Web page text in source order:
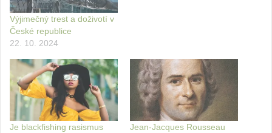
Výjimečný trest a doživotí v
České republice
22. 10. 2024
Je blackfishing rasismus
Jean-Jacques Rousseau